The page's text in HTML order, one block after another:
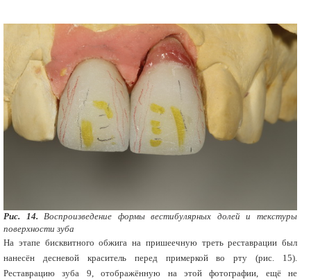
Рис. 14. Воспроизведение формы вестибулярных долей и текстуры
поверхности зуба
На этапе бисквитного обжига на пришеечную треть реставрации был
нанесён десневой краситель перед примеркой во рту (рис. 15).
Реставрацию зуба 9, отображённую на этой фотографии, ещё не